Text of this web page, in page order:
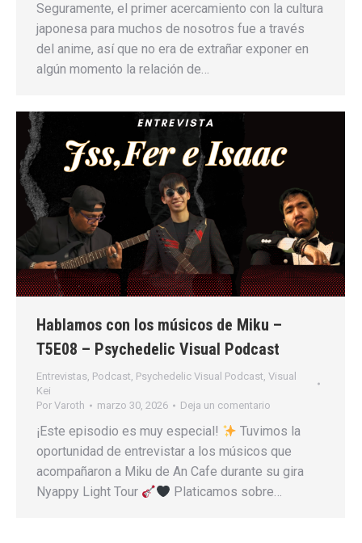
Seguramente, el primer acercamiento con la cultura
japonesa para muchos de nosotros fue a través
del anime, así que no era de extrañar exponer en
algún momento la relación de…
Hablamos con los músicos de Miku –
T5E08 – Psychedelic Visual Podcast
Entrevistas, Podcast, Psychedelic Visual Podcast, Visual
Kei
Por Varoth marzo 30, 2026 Deja un comentario
¡Este episodio es muy especial!
Tuvimos la
oportunidad de entrevistar a los músicos que
acompañaron a Miku de An Cafe durante su gira
Nyappy Light Tour
Platicamos sobre…